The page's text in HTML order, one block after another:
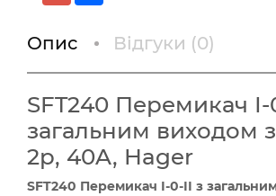
Опис Відгуки (0)
SFT240 Перемикач І-
загальним виходом
2p, 40A, Hager
SFT240 Перемикач І-0-ІІ з